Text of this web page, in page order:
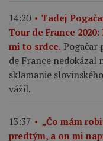
14:20
Tadej
Tour de France
mi to srdce.
de France
sklamanie
vážil.
13:37
„Čo mám
predtým, a on mi